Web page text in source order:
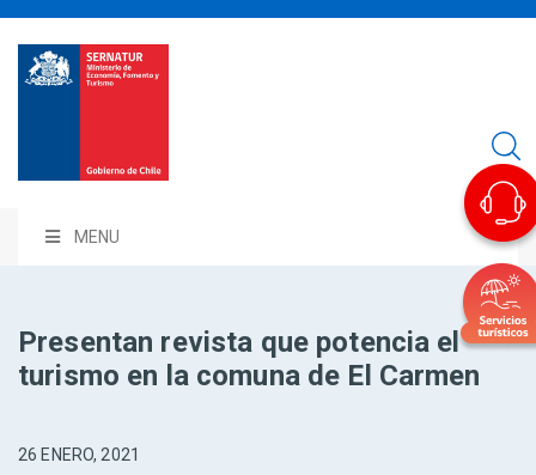
MENU
Presentan revista que potencia el
turismo en la comuna de El Carmen
26 ENERO, 2021